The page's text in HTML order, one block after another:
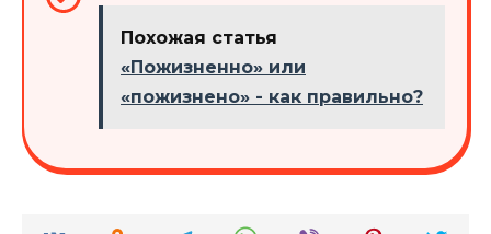
Похожая статья
«Пожизненно» или
«пожизнено» - как правильно?